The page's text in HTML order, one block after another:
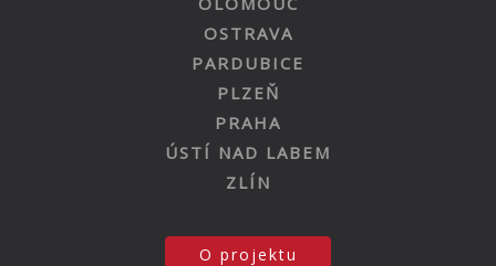
OSTRAVA
PARDUBICE
PLZEŇ
PRAHA
ÚSTÍ NAD LABEM
ZLÍN
O projektu